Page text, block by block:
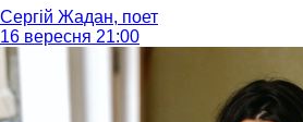
Сергій Жадан, поет
16 вересня 21:00